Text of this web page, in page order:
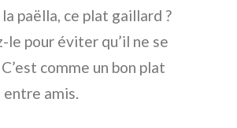
paëlla, ce plat gaillard ?
le pour éviter qu’il ne se
comme un bon plat
entre amis.